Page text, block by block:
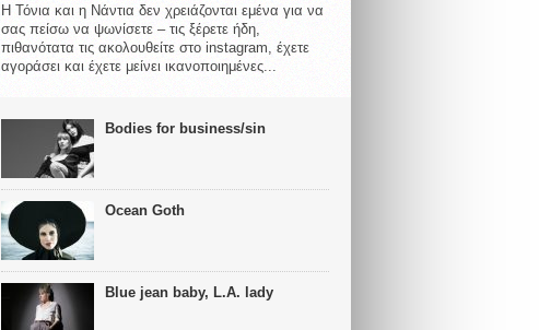
Η Τόνια και η Νάντια δεν χρειάζονται εμένα για να
σας πείσω να ψωνίσετε – τις ξέρετε ήδη,
πιθανότατα τις ακολουθείτε στο instagram, έχετε
αγοράσει και έχετε μείνει ικανοποιημένες...
Bodies for business/sin
Ocean Goth
Blue jean baby, L.A. lady